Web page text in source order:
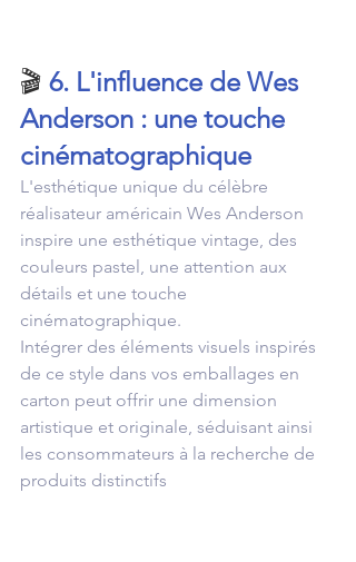
🎬 6. L'influence de Wes
Anderson : une touche
cinématographique
L'esthétique unique du célèbre
réalisateur américain Wes Anderson
inspire une esthétique vintage, des
couleurs pastel, une attention aux
détails et une touche
cinématographique.
Intégrer des éléments visuels inspirés
de ce style dans vos emballages en
carton peut offrir une dimension
artistique et originale, séduisant ainsi
les consommateurs à la recherche de
produits distinctifs